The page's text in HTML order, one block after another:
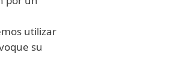
utilizar
su